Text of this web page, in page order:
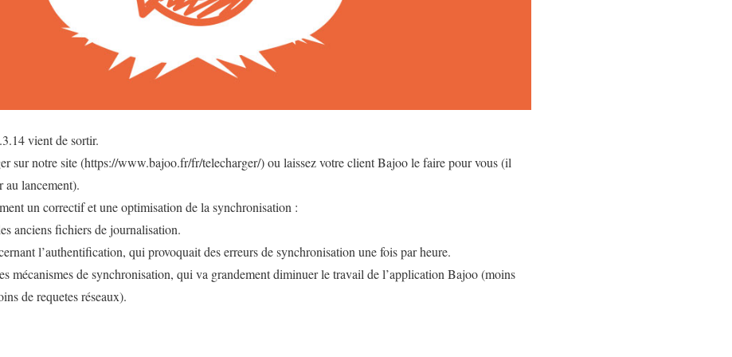
vient de sortir.
sur notre site (https://www.bajoo.fr/fr/telecharger/) ou laissez votre client Bajoo le faire pour vous (il
au lancement).
un correctif et une optimisation de la synchronisation :
anciens fichiers de journalisation.
l’authentification, qui provoquait des erreurs de synchronisation une fois par heure.
mécanismes de synchronisation, qui va grandement diminuer le travail de l’application Bajoo (moins
de requetes réseaux).